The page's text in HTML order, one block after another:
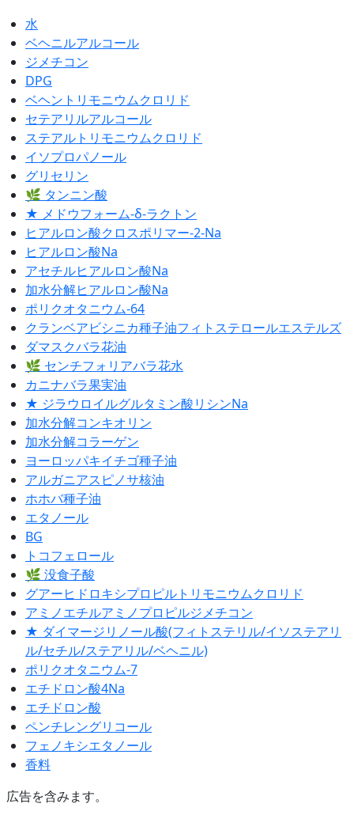
水
ベヘニルアルコール
ジメチコン
DPG
ベヘントリモニウムクロリド
セテアリルアルコール
ステアルトリモニウムクロリド
イソプロパノール
グリセリン
🌿 タンニン酸
★ メドウフォーム-δ-ラクトン
ヒアルロン酸クロスポリマー-2-Na
ヒアルロン酸Na
アセチルヒアルロン酸Na
加水分解ヒアルロン酸Na
ポリクオタニウム-64
クランベアビシニカ種子油フィトステロールエステルズ
ダマスクバラ花油
🌿 センチフォリアバラ花水
カニナバラ果実油
★ ジラウロイルグルタミン酸リシンNa
加水分解コンキオリン
加水分解コラーゲン
ヨーロッパキイチゴ種子油
アルガニアスピノサ核油
ホホバ種子油
エタノール
BG
トコフェロール
🌿 没食子酸
グアーヒドロキシプロピルトリモニウムクロリド
アミノエチルアミノプロピルジメチコン
★ ダイマージリノール酸(フィトステリル/イソステアリ
ル/セチル/ステアリル/ベヘニル)
ポリクオタニウム-7
エチドロン酸4Na
エチドロン酸
ペンチレングリコール
フェノキシエタノール
香料
広告を含みます。